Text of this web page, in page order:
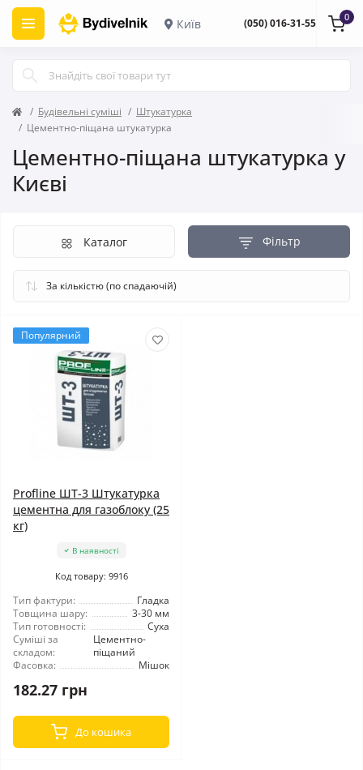
Київ (050) 016-31-55 0
Будівельні суміші
Штукатурка
Цементно-піщана штукатурка
Цементно-піщана штукатурка у
Києві
Фільтр
Каталог
Популярний
Profline ШТ-3 Штукатурка
цементна для газоблоку (25
кг)
В наявності
Код товару: 9916
Тип фактури:
Гладка
Товщина шару:
3-30 мм
Тип готовності:
Суха
Суміші за
складом:
Цементно-
піщаний
Фасовка:
Мішок
182.27 грн
До кошика